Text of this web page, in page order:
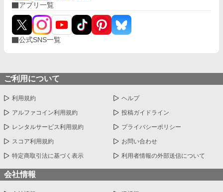
アプリ一覧
公式SNS一覧
ご利用について
利用規約 ヘルプ
アルファコイン利用規約 投稿ガイドライン
レンタルサービス利用規約 プライバシーポリシー
スコア利用規約 お問い合わせ
特定商取引法に基づく表示 利用者情報の外部送信について
会社情報